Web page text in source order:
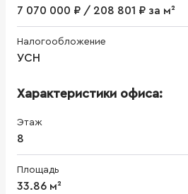
7 070 000 ₽ / 208 801 ₽ за м²
Налогообложение
УСН
Характеристики офиса:
Этаж
8
Площадь
33.86 м²